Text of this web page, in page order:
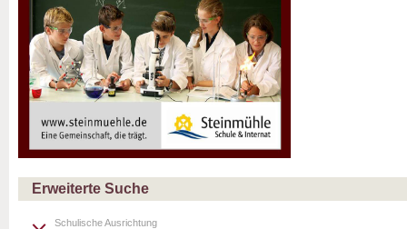
Erweiterte Suche
Schulische Ausrichtung